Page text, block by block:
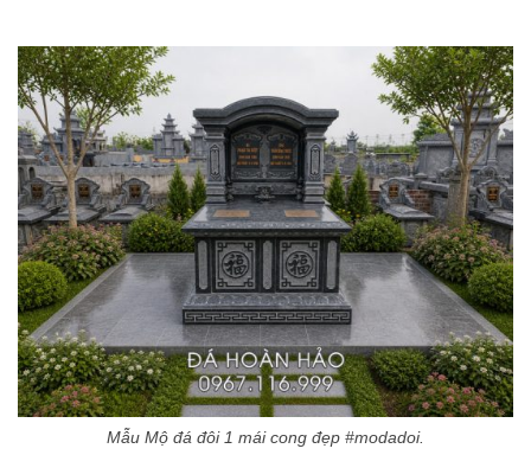
Mẫu Mộ đá đôi 1 mái cong đẹp #modadoi.